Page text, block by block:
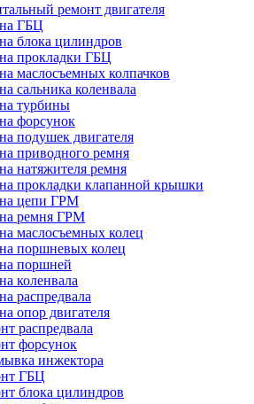
ремонт двигателя
ГБЦ
блока цилиндров
прокладки ГБЦ
маслосъемных колпачков
сальника коленвала
турбины
форсунок
подушек двигателя
приводного ремня
натяжителя ремня
прокладки клапанной крышки
цепи ГРМ
ремня ГРМ
маслосъемных колец
поршневых колец
поршней
коленвала
распредвала
опор двигателя
распредвала
форсунок
инжектора
ГБЦ
блока цилиндров